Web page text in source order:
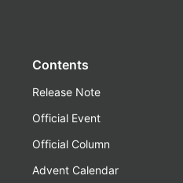
Contents
Release Note
Official Event
Official Column
Advent Calendar